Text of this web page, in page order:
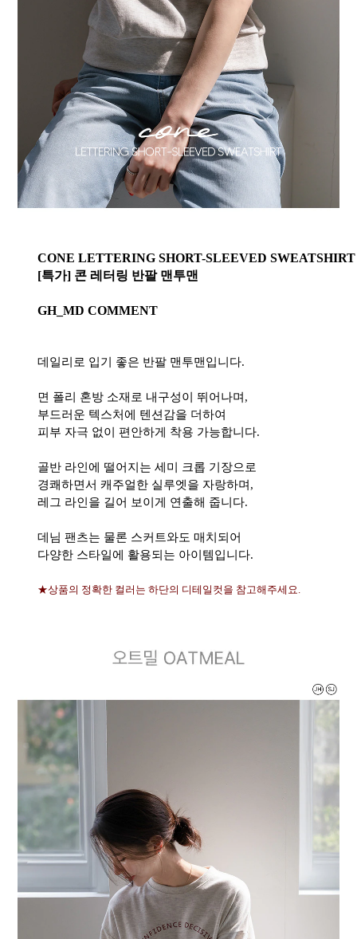
CONE LETTERING SHORT-SLEEVED SWEATSHIRT
[특가] 콘 레터링 반팔 맨투맨
GH_MD COMMENT
데일리로 입기 좋은 반팔 맨투맨입니다.
면 폴리 혼방 소재로 내구성이 뛰어나며,
부드러운 텍스처에 텐션감을 더하여
피부 자극 없이 편안하게 착용 가능합니다.
골반 라인에 떨어지는 세미 크롭 기장으로
경쾌하면서 캐주얼한 실루엣을 자랑하며,
레그 라인을 길어 보이게 연출해 줍니다.
데님 팬츠는 물론 스커트와도 매치되어
다양한 스타일에 활용되는 아이템입니다.
★상품의 정확한 컬러는 하단의 디테일컷을 참고해주세요.